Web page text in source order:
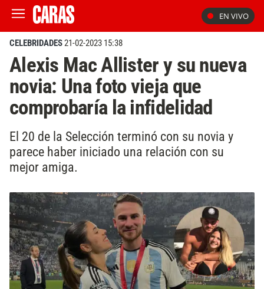
EN VIVO
CELEBRIDADES21-02-2023 15:38
Alexis Mac Allister y su nueva
novia: Una foto vieja que
comprobaría la infidelidad
El 20 de la Selección terminó con su novia y
parece haber iniciado una relación con su
mejor amiga.